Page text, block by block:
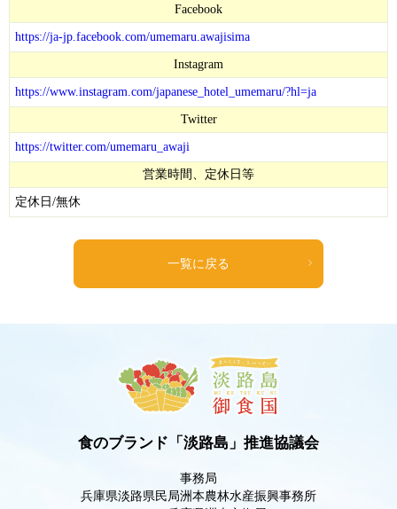
Facebook
https://ja-jp.facebook.com/umemaru.awajisima
Instagram
https://www.instagram.com/japanese_hotel_umemaru/?hl=ja
Twitter
https://twitter.com/umemaru_awaji
営業時間、定休日等
定休日/無休
一覧に戻る
食のブランド「淡路島」推進協議会
事務局
兵庫県淡路県民局洲本農林水産振興事務所